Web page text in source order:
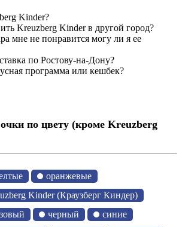
Kinder?
Kreuzberg Kinder в другой город?
мне не понравится могу ли я ее
по Ростову-на-Дону?
программа или кешбек?
по цвету (кроме Kreuzberg
оранжевые
Kinder (Краузберг Киндер)
черный
синие